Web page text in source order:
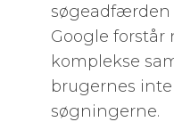
søgeadfærden
Google
komplekse
brugernes
søgningerne.